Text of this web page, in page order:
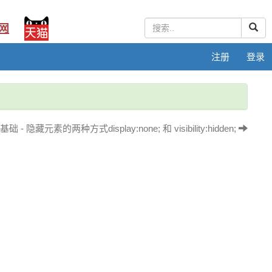
注册 登录
础 - 隐藏元素的两种方式display:none; 和 visibility:hidden;